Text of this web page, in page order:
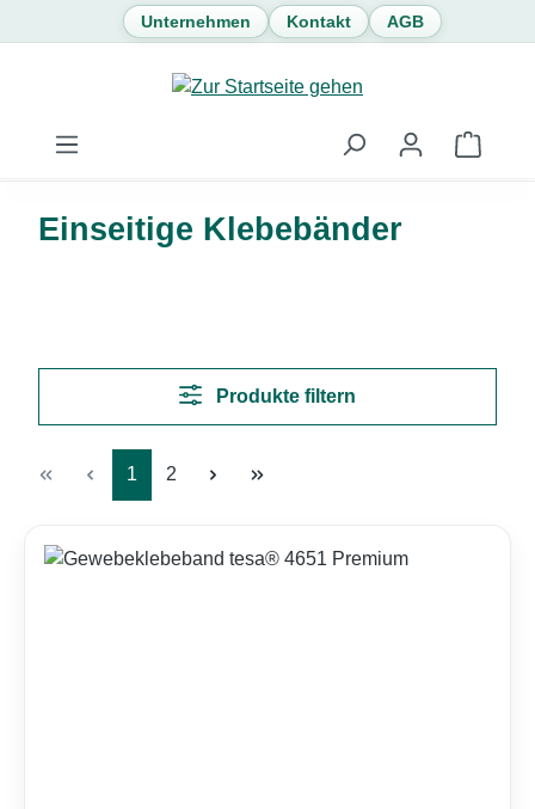
Zum Hauptinhalt springen
Unternehmen Kontakt AGB
Einseitige Klebebänder
Produkte filtern
Seite
1 Seite
2